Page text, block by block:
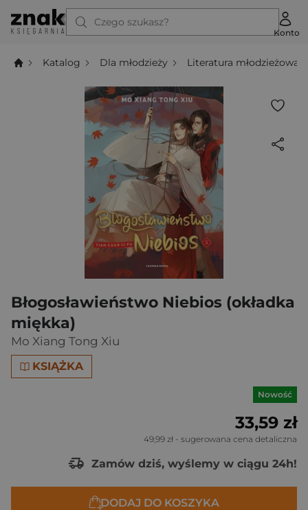
Czego szukasz?
Konto
Katalog Dla młodzieży Literatura młodzieżowa
Błogosławieństwo Niebios (okładka
miękka)
Mo Xiang Tong Xiu
KSIĄŻKA
Nowość
33,59 zł
49,99 zł - sugerowana cena detaliczna
Zamów dziś, wyślemy w ciągu 24h!
DODAJ DO KOSZYKA